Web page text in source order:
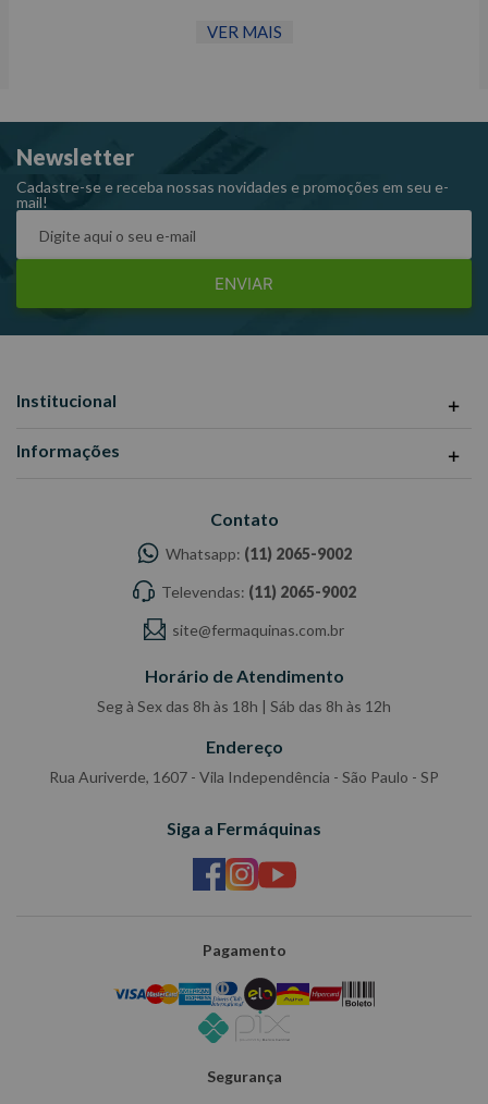
Referência: 8827
VER MAIS
Newsletter
Cadastre-se e receba nossas novidades e promoções em seu e-
mail!
ENVIAR
Institucional
Informações
Contato
Whatsapp: (11) 2065-9002
Televendas: (11) 2065-9002
site@fermaquinas.com.br
Horário de Atendimento
Seg à Sex das 8h às 18h | Sáb das 8h às 12h
Endereço
Rua Auriverde, 1607 - Vila Independência - São Paulo - SP
Siga a Fermáquinas
Pagamento
Segurança